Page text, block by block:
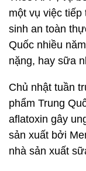
một vụ việc tiếp
sinh an toàn
Quốc nhiều
nặng, hay sữa
Chủ nhật tuần
phẩm Trung
aflatoxin gây
sản xuất bởi
nhà sản xuất